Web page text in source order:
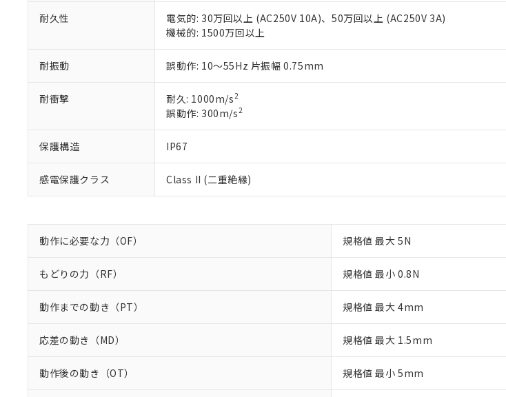
耐久性
電気的: 30万回以上 (AC250V 10A)、50万回以上 (AC250V 3A)
機械的: 1500万回以上
耐振動 誤動作: 10～55Hz 片振幅 0.75mm
耐衝撃 耐久: 1000m/s2
誤動作: 300m/s2
保護構造 IP67
感電保護クラス Class II (二重絶縁)
動作に必要な力（OF） 規格値 最大 5N
もどりの力（RF） 規格値 最小 0.8N
動作までの動き（PT） 規格値 最大 4mm
応差の動き（MD） 規格値 最大 1.5mm
動作後の動き（OT） 規格値 最小 5mm
のであり、閲覧された時点での実際の在庫および標準価
い。
正式な納期状況および標準価格はお客様のお取引先、ま
当社販売員にご相談ください。
オムロン制御機器販売店や当社販売拠点は「
さい。
※当社の共同利用者とは、
いる法人を指します。
※2 対応予定月
下記の非含有証明書をダウンロードすることができます。
EU RoHS指令（10物質）の非含有証明書
※本証明書は発行日時点で非含有を証明するもので、過去に遡
また、RoHS指令のフタル酸エステル類４物質の対応では、
既に当社にて対応品への在庫切替を完了していることから
DBP(フタル酸ジブチル) : 1000ppm、 DIBP(フタル酸ジイソブチル) : 1000ppm
DEHP(フタル酸ビス(2-エチルヘキシル)) : 1000ppm
※2 環境保護使用期限
「ｅ」：有害物質（10物質）のすべてが基準値以下であること
「10」：通常の使用状況下において有害物質が外部に漏えい
ます。
当社は貴社製品を、核兵器、ミサイル、化学兵器、生物
置等に一切使用いたしません。
当社は、貴社製品を第三者に販売する場合は、上記1、2
また当社は、販売先および販売に係わる関係者が違法に
たしません。
○ 一定数以上の在庫あり
△ 一定数には満たないが在庫あり
－
在庫なし(最新の在庫状況については、お客様のお取
空
受注生産機種、また在庫状況の情報を公開していな